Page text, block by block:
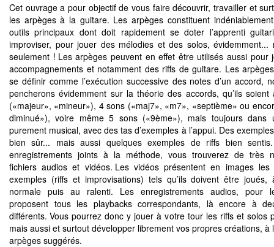
Cet ouvrage a pour objectif de vous faire découvrir, travailler et
les arpèges à la guitare. Les arpèges constituent
outils principaux dont doit rapidement se doter l’apprenti
improviser, pour jouer des mélodies et des solos, évidemment...
seulement ! Les arpèges peuvent en effet être utilisés aussi pour
accompagnements et notamment des riffs de guitare. Les
se définir comme l’exécution successive des notes d’un accord,
pencherons évidemment sur la théorie des accords, qu’ils
(«majeur», «mineur»), 4 sons («maj7», «m7», «septième» ou
diminué»), voire même 5 sons («9ème»), mais toujours dans
purement musical, avec des tas d’exemples à l’appui. Des
bien sûr... mais aussi quelques exemples de riffs bien
enregistrements joints à la méthode, vous trouverez de très
fichiers audios et vidéos. Les vidéos présentent en images les
exemples (riffs et improvisations) tels qu’ils doivent être joués,
normale puis au ralenti. Les enregistrements audios, pour
proposent tous les playbacks correspondants, là encore à
différents. Vous pourrez donc y jouer à votre tour les riffs et solos
mais aussi et surtout développer librement vos propres créations, à
arpèges suggérés.